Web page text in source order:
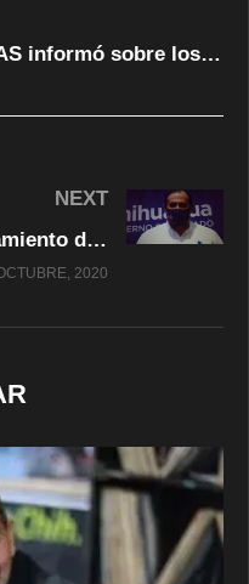
El Titular de JCAS informó sobre los niveles de las presas de Chihuahua y otros estados Fronterizos
NEXT
Hemos trabajado por acercamiento de productores y autoridades federales por tema del agua: Almeida
2020